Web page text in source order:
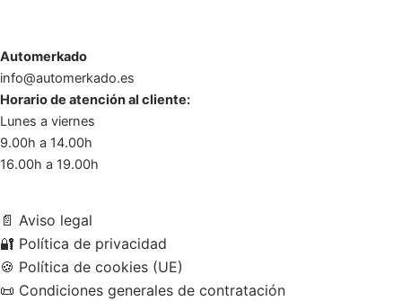
Automerkado
info@automerkado.es
Horario de atención al cliente:
Lunes a viernes
9.00h a 14.00h
16.00h a 19.00h
📄 Aviso legal
🔐 Política de privacidad
🍪 Política de cookies (UE)
📜 Condiciones generales de contratación